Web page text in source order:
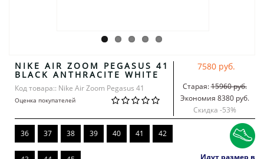
NIKE AIR ZOOM PEGASUS 41
BLACK ANTHRACITE WHITE
Код товара:: Nike Air Zoom Pegasus 41
Оценка покупателей
7580 руб.
Старая:15960 руб.
Экономия 8380 руб.
Скидка -53%
36 37 38 39 40 41 42
Идут размер в